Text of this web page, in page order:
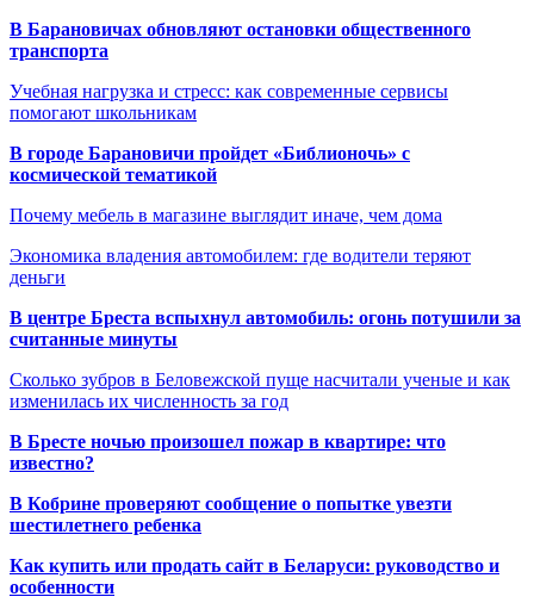
В Барановичах обновляют остановки общественного
транспорта
Учебная нагрузка и стресс: как современные сервисы
помогают школьникам
В городе Барановичи пройдет «Библионочь» с
космической тематикой
Почему мебель в магазине выглядит иначе, чем дома
Экономика владения автомобилем: где водители теряют
деньги
В центре Бреста вспыхнул автомобиль: огонь потушили за
считанные минуты
Сколько зубров в Беловежской пуще насчитали ученые и как
изменилась их численность за год
В Бресте ночью произошел пожар в квартире: что
известно?
В Кобрине проверяют сообщение о попытке увезти
шестилетнего ребенка
Как купить или продать сайт в Беларуси: руководство и
особенности